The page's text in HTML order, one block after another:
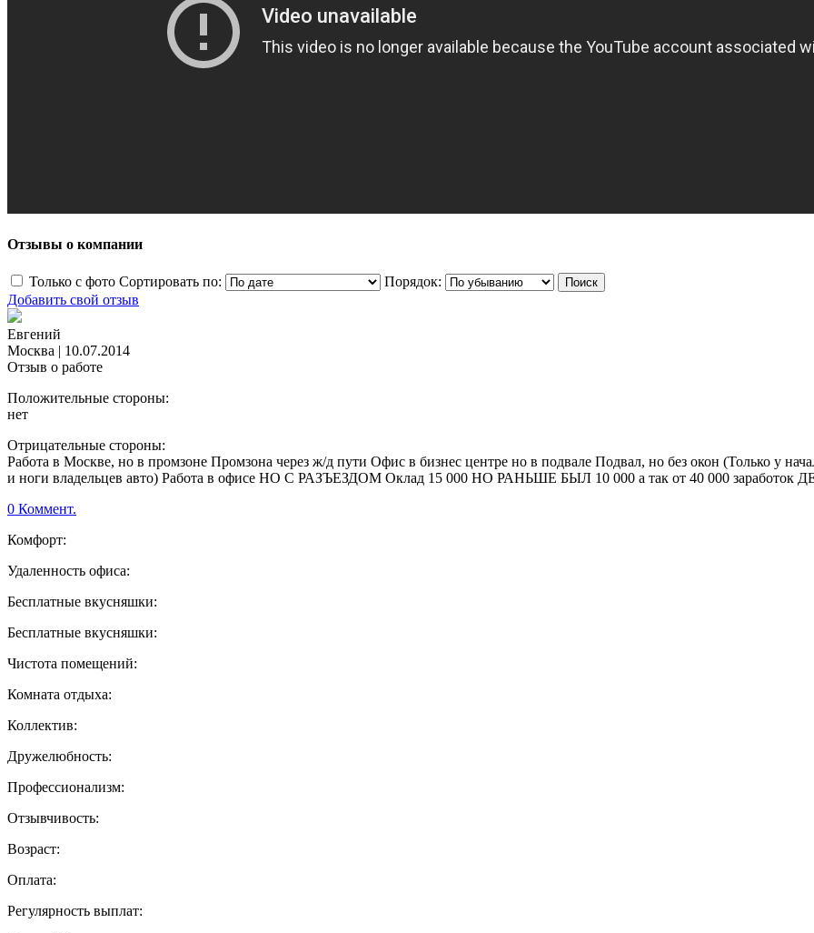
Отзывы о компании
Только с фото Сортировать по:
Порядок:
Добавить свой отзыв
Евгений
Москва | 10.07.2014
Отзыв о работе
Положительные стороны:
нет
Отрицательные стороны:
Работа в Москве, но в промзоне Промзона через ж/д пути Офис в бизнес центре но в подвале Подвал, но без окон (Только у
и ноги владельцев авто) Работа в офисе НО С РАЗЪЕЗДОМ Оклад 15 000 НО РАНЬШЕ БЫЛ 10 000 а так от 40 000
0 Коммент.
Комфорт:
Удаленность офиса:
Бесплатные вкусняшки:
Бесплатные вкусняшки:
Чистота помещений:
Комната отдыха:
Коллектив:
Дружелюбность:
Профессионализм:
Отзывчивость:
Возраст:
Оплата:
Регулярность выплат: